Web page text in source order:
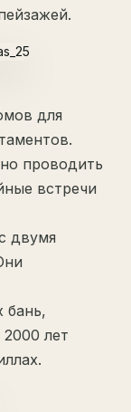
для
проводить
встречи
двумя
бань,
лет